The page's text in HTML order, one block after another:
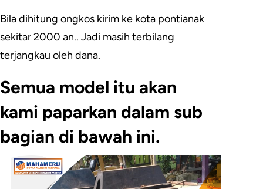
Bila dihitung ongkos kirim ke kota pontianak
sekitar 2000 an.. Jadi masih terbilang
terjangkau oleh dana.
Semua model itu akan
kami paparkan dalam sub
bagian di bawah ini.